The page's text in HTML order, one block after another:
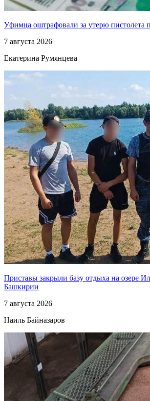
Уфимца оштрафовали за утерю пистолета
7 августа 2026
Екатерина Румянцева
Приставы закрыли базу отдыха на озере
Башкирии
7 августа 2026
Наиль Байназаров